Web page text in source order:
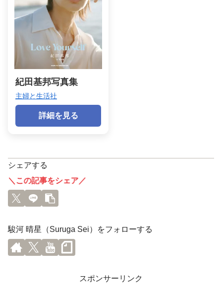
紀田基邦写真集
主婦と生活社
詳細を見る
シェアする
＼この記事をシェア／
駿河 晴星（Suruga Sei）をフォローする
スポンサーリンク